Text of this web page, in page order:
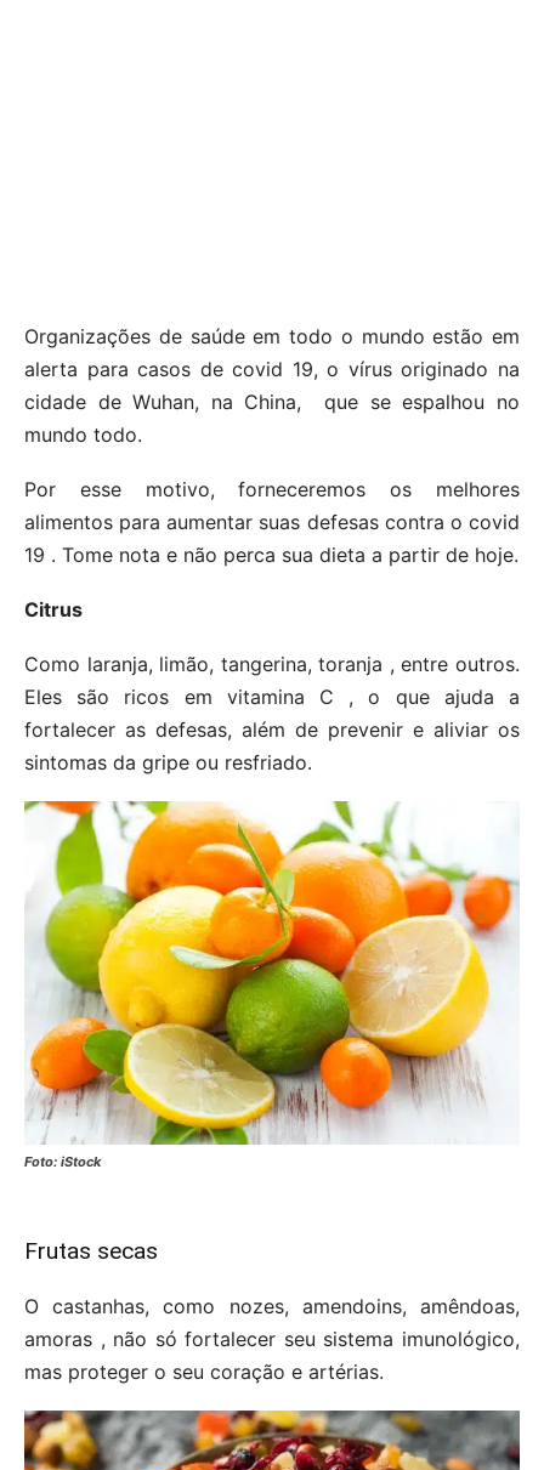
Organizações de saúde em todo o mundo estão em
alerta para casos de covid 19, o vírus originado na
cidade de Wuhan, na China, que se espalhou no
mundo todo.
Por esse motivo, forneceremos os melhores
alimentos para aumentar suas defesas contra o covid
19 . Tome nota e não perca sua dieta a partir de hoje.
Citrus
Como laranja, limão, tangerina, toranja , entre outros.
Eles são ricos em vitamina C , o que ajuda a
fortalecer as defesas, além de prevenir e aliviar os
sintomas da gripe ou resfriado.
Foto: iStock
Frutas secas
O castanhas, como nozes, amendoins, amêndoas,
amoras , não só fortalecer seu sistema imunológico,
mas proteger o seu coração e artérias.